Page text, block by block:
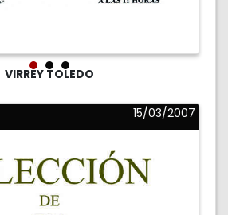
VIRREY TOLEDO
15/03/2007